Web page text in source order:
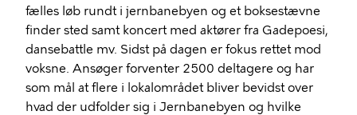
fælles løb rundt i jernbanebyen og et boksestævne
finder sted samt koncert med aktører fra Gadepoesi,
dansebattle mv. Sidst på dagen er fokus rettet mod
voksne. Ansøger forventer 2500 deltagere og har
som mål at flere i lokalområdet bliver bevidst over
hvad der udfolder sig i Jernbanebyen og hvilke